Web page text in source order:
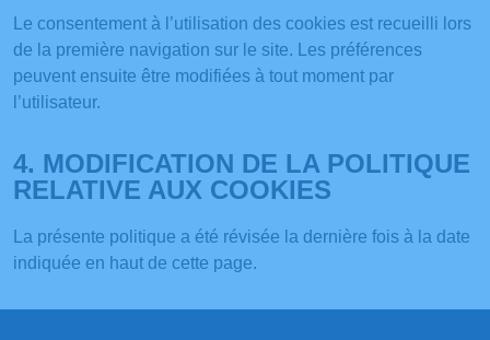
Le consentement à l’utilisation des cookies est recueilli lors
de la première navigation sur le site. Les préférences
peuvent ensuite être modifiées à tout moment par
l’utilisateur.
4. MODIFICATION DE LA POLITIQUE
RELATIVE AUX COOKIES
La présente politique a été révisée la dernière fois à la date
indiquée en haut de cette page.